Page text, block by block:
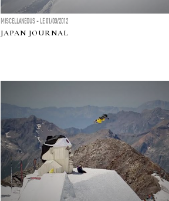
MISCELLANEOUS - LE 01/03/2012
JAPAN JOURNAL